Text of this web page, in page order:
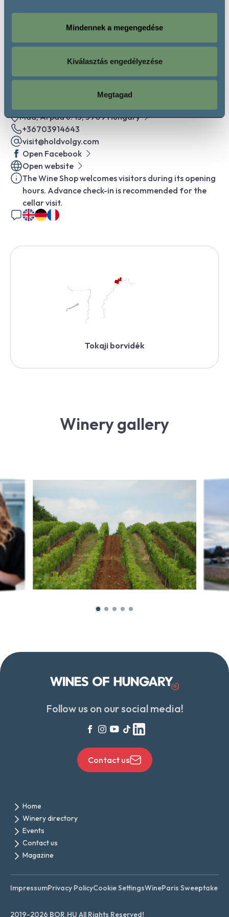
Mindennek a megengedése
Kiválasztás engedélyezése
Megtagad
Sunday:10:00 - 17:00
Contact
Mád, Árpád u. 13, 3909 Hungary
+36703914643
visit@holdvolgy.com
Open Facebook
Open website
The Wine Shop welcomes visitors during its opening
hours. Advance check-in is recommended for the
cellar visit.
Tokaji borvidék
Winery gallery
Follow us on our social media!
Contact us
Home
Winery directory
Events
Contact us
Magazine
ImpressumPrivacy PolicyCookie SettingsWineParis Sweeptake
2019-2026 BOR.HU All Rights Reserved!